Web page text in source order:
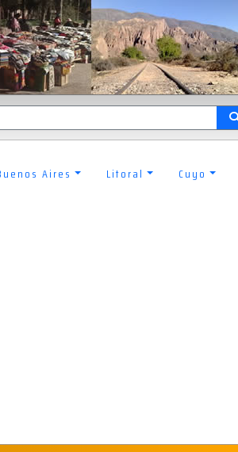
Aires Litoral Cuyo